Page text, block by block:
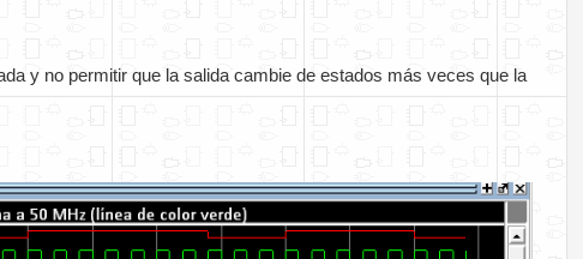
y no permitir que la salida cambie de estados más veces que la